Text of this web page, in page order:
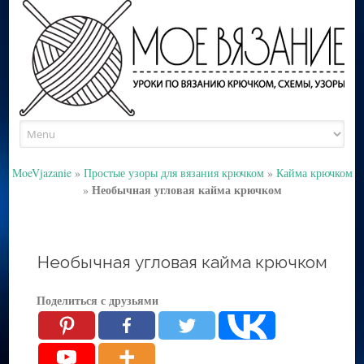
to
MoeVjazanie» Простые узоры для вязания крючком» Кайма крючком
» Необычная угловая кайма крючком
Необычная угловая кайма крючком
Поделиться с друзьями